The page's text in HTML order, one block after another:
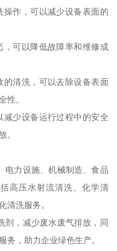
操作，可以减少设备表面的
，可以降低故障率和维修成
的清洗，可以去除设备表面
性。
少设备运行过程中的安全
。
电力设施、机械制造、食品
高压水射流清洗、化学清
清洗服务。
剂，减少废水废气排放，同
务，助力企业绿色生产。